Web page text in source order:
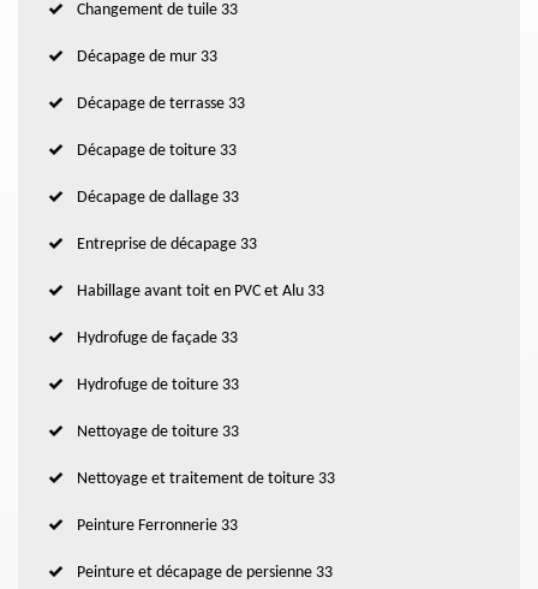
Changement de tuile 33
Décapage de mur 33
Décapage de terrasse 33
Décapage de toiture 33
Décapage de dallage 33
Entreprise de décapage 33
Habillage avant toit en PVC et Alu 33
Hydrofuge de façade 33
Hydrofuge de toiture 33
Nettoyage de toiture 33
Nettoyage et traitement de toiture 33
Peinture Ferronnerie 33
Peinture et décapage de persienne 33